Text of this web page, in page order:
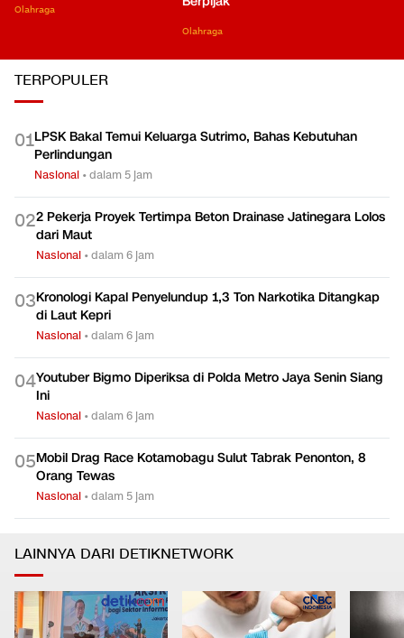
Olahraga
Olahraga
TERPOPULER
01LPSK Bakal Temui Keluarga Sutrimo, Bahas Kebutuhan
Perlindungan
Nasional •dalam 5 jam
022 Pekerja Proyek Tertimpa Beton Drainase Jatinegara Lolos
dari Maut
Nasional •dalam 6 jam
03Kronologi Kapal Penyelundup 1,3 Ton Narkotika Ditangkap
di Laut Kepri
Nasional •dalam 6 jam
04Youtuber Bigmo Diperiksa di Polda Metro Jaya Senin Siang
Ini
Nasional •dalam 6 jam
05Mobil Drag Race Kotamobagu Sulut Tabrak Penonton, 8
Orang Tewas
Nasional •dalam 5 jam
LAINNYA DARI DETIKNETWORK